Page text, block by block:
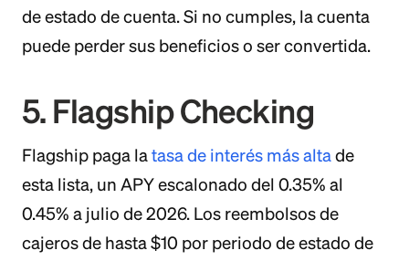
de estado de cuenta. Si no cumples, la cuenta
puede perder sus beneficios o ser convertida.
5. Flagship Checking
Flagship paga latasa de interés más altade
esta lista, un APY escalonado del 0.35% al
0.45% a julio de 2026. Los reembolsos de
cajeros de hasta $10 por periodo de estado de